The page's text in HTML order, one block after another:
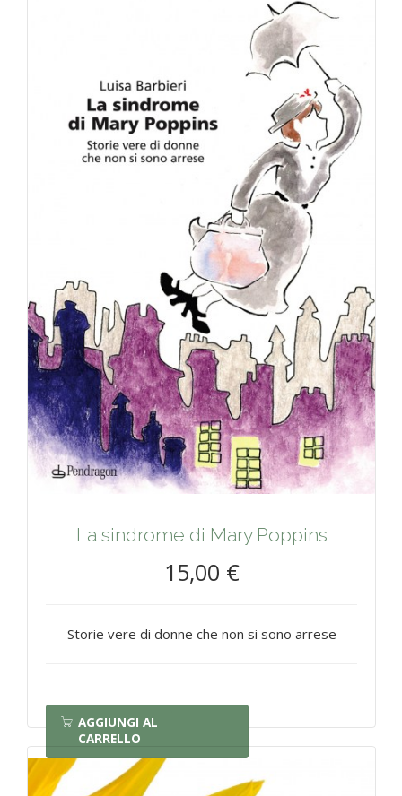
La sindrome di Mary Poppins
15,00 €
Storie vere di donne che non si sono arrese
AGGIUNGI AL
CARRELLO